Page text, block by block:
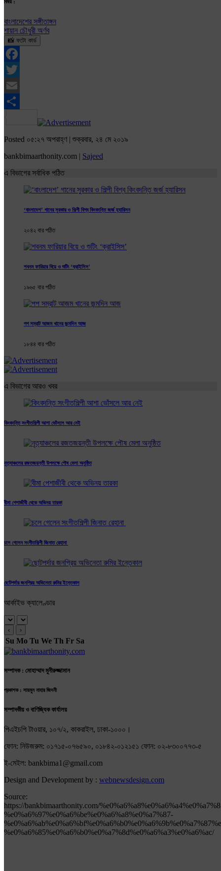
বিষয় :
বাংলাদেশের সঙ্গীতাঙ্গন
শায়ান চৌধুরী অর্ণব
📸 ফটো কার্ড
Facebook
Twitter
Email
Share
Posted ০৫:২৭ অপরাহ্ণ | শুক্রবার, ২৪ মে ২০১৯
bankbimaarthonity.com | Sajeed
এ বিভাগের সর্বাধিক পঠিত
‘বাংলাদেশ’ গানের সুরকার ও শিল্পী বিশ্ব কিংবদন্তি জর্জ হ্যারিসন
২০৪২ বার পঠিত
শবনম ফারিয়ার বিয়ে ও শুটিং ‘ক্রাইসিস’
১৯৬৫ বার পঠিত
পপ সম্রাট আজম খানের জন্মদিন আজ
১৮৪৪ বার পঠিত
এ বিভাগের আরও খবর
কিংবদন্তি সংগীতশিল্পী আশা ভোঁসলে আর নেই
নৃত্যাঞ্চলের রজতজয়ন্তী উপলক্ষে পৌষ মেলা অনুষ্ঠিত
বীমা পেশাজীবী থেকে অভিনয় তারকা
চলে গেলেন সংগীতশিল্পী জিনাত রেহানা
ছোটপর্দার জনপ্রিয় অভিনেতা রুমির ইন্তেকাল
আর্কাইভ ক্যালেণ্ডার
‹ ›
Su Mo Tu We Th Fr Sa
সম্পাদক : মোহাম্মাদ মুনীরুজ্জামান
প্রকাশক : সায়মুন নাহার জিদনী
সম্পাদকীয় ও বাণিজ্যিক কার্যালয়
পিএইচপি টাওয়ার, ১০৭/২, কাকরাইল, ঢাকা-১০০০।
ফোন: নিউজরুম: ০১৭১৫-০৭৬৫৯০, ০১৮৪২-০১২১৫১ ফোন: ০২-৮৩০০৭৭৩-৫
ই-মেইল: bankbima1@gmail.com
Design and Development by : webnewsdesign.com
Source:
https://bankbimaarthonity.com/
%e0%a6%97%e0%a6%be%e0%a6%a8%e0%a7%87-
%e0%a6%85%e0%a6%b0%e0%a7%8d%e0%a6%a3%e0%a6%ac/